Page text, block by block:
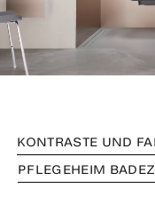
KONTRASTE UND
PFLEGEHEIM